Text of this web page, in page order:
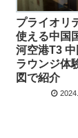
プライオリ
使える中国
河空港T3
ラウンジ体
図で紹介